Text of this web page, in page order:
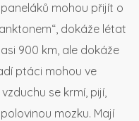
mohou přijít o
dokáže létat
900 km, ale dokáže
ptáci mohou ve
se krmí, pijí,
mozku. Mají